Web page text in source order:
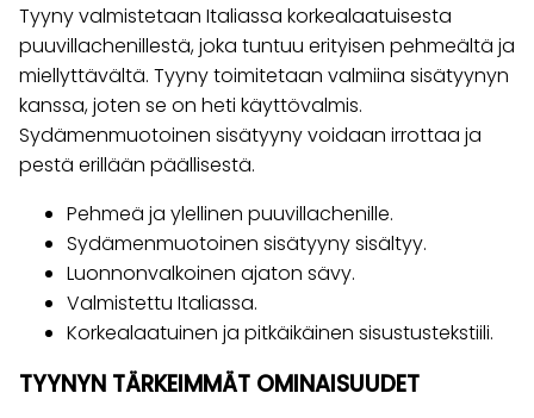
Tyyny valmistetaan Italiassa korkealaatuisesta
puuvillachenillestä, joka tuntuu erityisen pehmeältä ja
miellyttävältä. Tyyny toimitetaan valmiina sisätyynyn
kanssa, joten se on heti käyttövalmis.
Sydämenmuotoinen sisätyyny voidaan irrottaa ja
pestä erillään päällisestä.
Pehmeä ja ylellinen puuvillachenille.
Sydämenmuotoinen sisätyyny sisältyy.
Luonnonvalkoinen ajaton sävy.
Valmistettu Italiassa.
Korkealaatuinen ja pitkäikäinen sisustustekstiili.
TYYNYN TÄRKEIMMÄT OMINAISUUDET